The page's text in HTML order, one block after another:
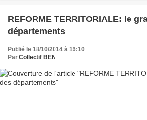
REFORME TERRITORIALE: le
départements
Publié le 18/10/2014 à 16:10
Par Collectif BEN